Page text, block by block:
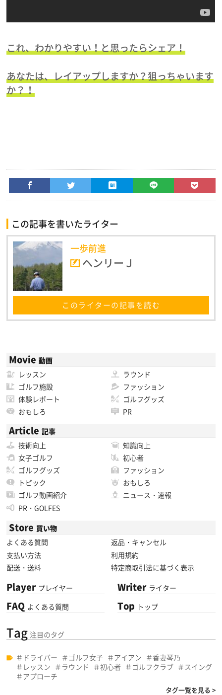
これ、わかりやすい！と思ったらシェア！
あなたは、レイアップしますか？狙っちゃいます
か？！
この記事を書いたライター
一歩前進
ヘンリーＪ
このライターの記事を読む
Movie 動画
レッスン
ラウンド
ゴルフ施設
ファッション
体験レポート
ゴルフグッズ
おもしろ
PR
Article 記事
技術向上
知識向上
女子ゴルフ
初心者
ゴルフグッズ
ファッション
トピック
おもしろ
ゴルフ動画紹介
ニュース・速報
PR・GOLFES
Store 買い物
よくある質問
返品・キャンセル
支払い方法
利用規約
配送・送料
特定商取引法に基づく表示
Player プレイヤー
FAQ よくある質問
Writer ライター
Top トップ
Tag 注目のタグ
ドライバー ゴルフ女子 アイアン
香妻琴乃
レッスン
ラウンド 初心者 ゴルフクラブ
スイング
アプローチ
タグ一覧を見る >